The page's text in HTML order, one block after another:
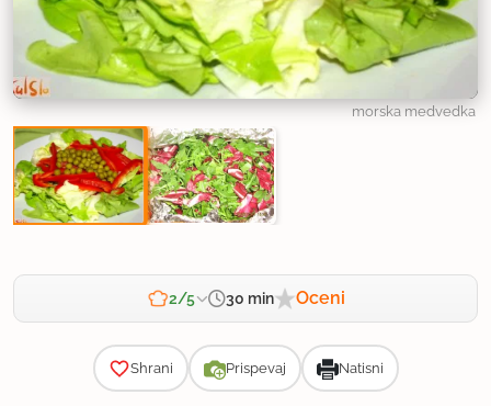
morska medvedka
2/5 30 min Oceni
Shrani Prispevaj Natisni